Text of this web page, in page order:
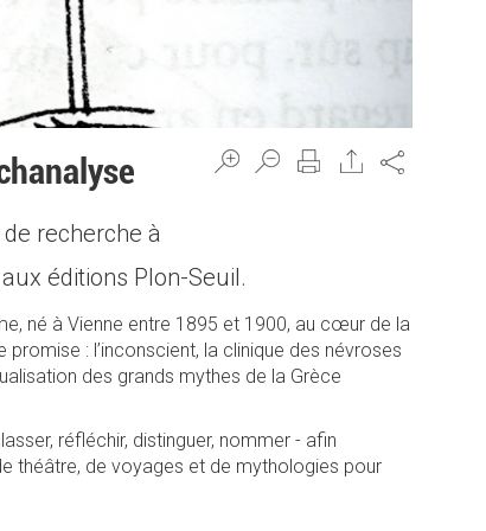
Share
recherche à
éditions Plon-Seuil.
né à Vienne entre 1895 et 1900, au cœur de la
: l’inconscient, la clinique des névroses
des grands mythes de la Grèce
réfléchir, distinguer, nommer - afin
théâtre, de voyages et de mythologies pour